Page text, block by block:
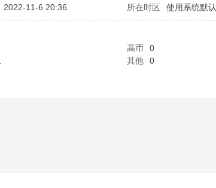
2022-11-6 20:36 所在时区 使用系统默认
高币
0
其他
0